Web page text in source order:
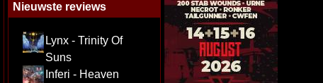
Nieuwste reviews
Lynx - Trinity Of
Suns
Inferi - Heaven